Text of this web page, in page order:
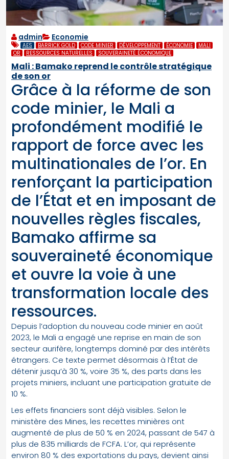
admin Economie
AES BARRICK GOLD CODE MINIER DÉVELOPPEMENT ÉCONOMIE
MALI
OR
RESSOURCES NATURELLES SOUVERAINETÉ ÉCONOMIQUE
Mali : Bamako reprend le contrôle stratégique
de son or
Grâce à la réforme de son
code minier, le Mali a
profondément modifié le
rapport de force avec les
multinationales de l’or. En
renforçant la participation
de l’État et en imposant de
nouvelles règles fiscales,
Bamako affirme sa
souveraineté économique
et ouvre la voie à une
transformation locale des
ressources.
Depuis l’adoption du nouveau code minier en août
2023, le Mali a engagé une reprise en main de son
secteur aurifère, longtemps dominé par des intérêts
étrangers. Ce texte permet désormais à l’État de
détenir jusqu’à 30 %, voire 35 %, des parts dans les
projets miniers, incluant une participation gratuite de
10 %.
Les effets financiers sont déjà visibles. Selon le
ministère des Mines, les recettes minières ont
augmenté de plus de 50 % en 2024, passant de 547 à
plus de 835 milliards de FCFA. L’or, qui représente
environ 80 % des exportations du pays, devient ainsi